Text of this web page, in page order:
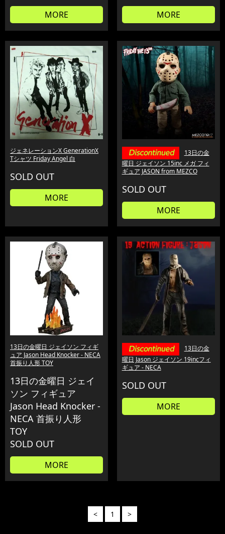
MORE MORE
ジェネレーションX GenerationX
Tシャツ Friday Angel 白
SOLD OUT
MORE
13日の金
曜日 ジェイソン 15inc メガ フィ
ギュア JASON from MEZCO
SOLD OUT
MORE
13日の金曜日 ジェイソン フィギ
ュア Jason Head Knocker - NECA
首振り人形 TOY
13日の金曜日 ジェイ
ソン フィギュア
Jason Head Knocker -
NECA 首振り人形
TOY
SOLD OUT
MORE
13日の金
曜日 Jason ジェイソン 19incフィ
ギュア - NECA
SOLD OUT
MORE
< 1 >